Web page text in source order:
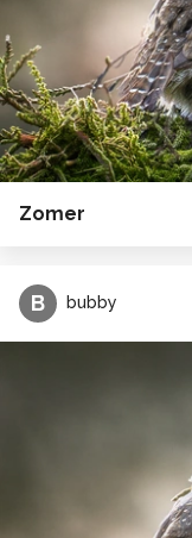
Zomer
B bubby